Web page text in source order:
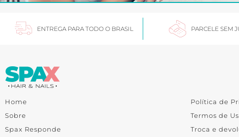
ENTREGA PARA TODO O BRASIL PARCELE SEM
Home
Sobre
Spax Responde
Política de
Termos de
Troca e